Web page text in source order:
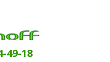
49-18